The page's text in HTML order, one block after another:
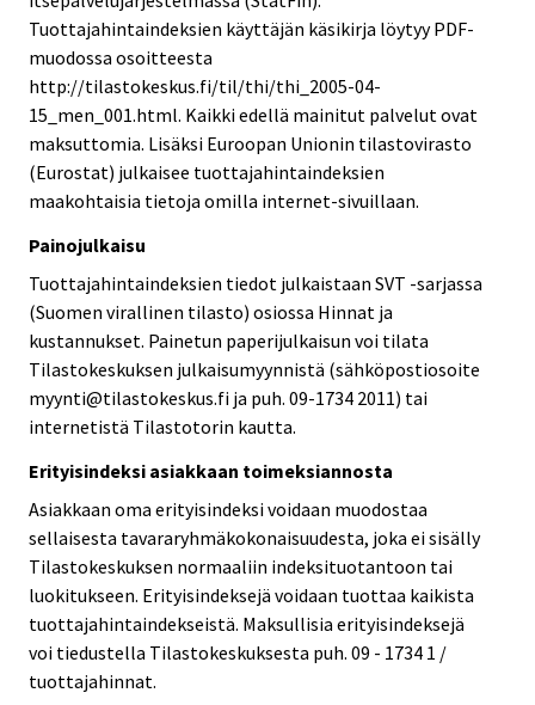
Tuottajahintaindeksien käyttäjän käsikirja löytyy PDF-
muodossa osoitteesta
http://tilastokeskus.fi/til/thi/thi_2005-04-
15_men_001.html. Kaikki edellä mainitut palvelut ovat
maksuttomia. Lisäksi Euroopan Unionin tilastovirasto
(Eurostat) julkaisee tuottajahintaindeksien
maakohtaisia tietoja omilla internet-sivuillaan.
Painojulkaisu
Tuottajahintaindeksien tiedot julkaistaan SVT -sarjassa
(Suomen virallinen tilasto) osiossa Hinnat ja
kustannukset. Painetun paperijulkaisun voi tilata
Tilastokeskuksen julkaisumyynnistä (sähköpostiosoite
myynti@tilastokeskus.fi ja puh. 09-1734 2011) tai
internetistä Tilastotorin kautta.
Erityisindeksi asiakkaan toimeksiannosta
Asiakkaan oma erityisindeksi voidaan muodostaa
sellaisesta tavararyhmäkokonaisuudesta, joka ei sisälly
Tilastokeskuksen normaaliin indeksituotantoon tai
luokitukseen. Erityisindeksejä voidaan tuottaa kaikista
tuottajahintaindekseistä. Maksullisia erityisindeksejä
voi tiedustella Tilastokeskuksesta puh. 09 - 1734 1 /
tuottajahinnat.